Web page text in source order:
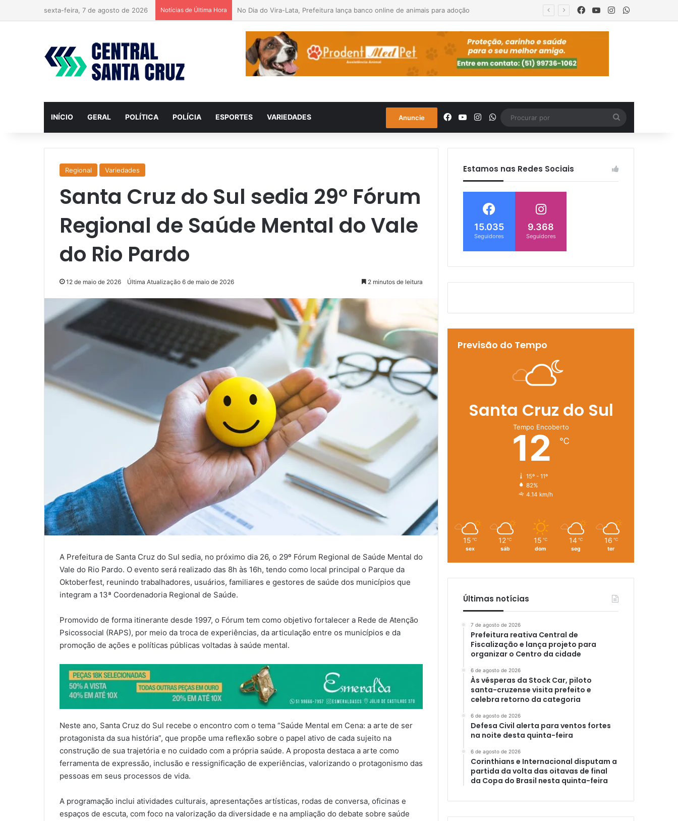
sexta-feira, 7 de agosto de 2026 Notícias de Última Hora Entenda o que é o ciclone bomba que pode atingir o Sul do país Facebook
YouTubeInstagram
INÍCIO GERAL POLÍTICA POLÍCIA ESPORTES VARIEDADES Anuncie Facebook
YouTubeInstagramWhatsApp
por
Regional Variedades
Santa Cruz do Sul sedia 29º Fórum
Regional de Saúde Mental do Vale
do Rio Pardo
12 de maio de 2026 Última Atualização 6 de maio de 2026 2 minutos de leitura
A Prefeitura de Santa Cruz do Sul sedia, no próximo dia 26, o 29º Fórum Regional de Saúde Mental do
Vale do Rio Pardo. O evento será realizado das 8h às 16h, tendo como local principal o Parque da
Oktoberfest, reunindo trabalhadores, usuários, familiares e gestores de saúde dos municípios que
integram a 13ª Coordenadoria Regional de Saúde.
Promovido de forma itinerante desde 1997, o Fórum tem como objetivo fortalecer a Rede de Atenção
Psicossocial (RAPS), por meio da troca de experiências, da articulação entre os municípios e da
promoção de ações e políticas públicas voltadas à saúde mental.
Neste ano, Santa Cruz do Sul recebe o encontro com o tema “Saúde Mental em Cena: a arte de ser
protagonista da sua história”, que propõe uma reflexão sobre o papel ativo de cada sujeito na
construção de sua trajetória e no cuidado com a própria saúde. A proposta destaca a arte como
ferramenta de expressão, inclusão e ressignificação de experiências, valorizando o protagonismo das
pessoas em seus processos de vida.
A programação inclui atividades culturais, apresentações artísticas, rodas de conversa, oficinas e
espaços de escuta, com foco na valorização da diversidade e na ampliação do debate sobre saúde
Estamos nas Redes Sociais
15.035
Seguidores
9.368
Seguidores
Previsão do Tempo
Santa Cruz do Sul
Tempo Encoberto
12 ℃
15º - 11º
82%
4.14 km/h
15 ℃
sex
12 ℃
sáb
15 ℃
dom
14 ℃
seg
16 ℃
ter
Últimas notícias
7 de agosto de 2026
Prefeitura reativa Central de
Fiscalização e lança projeto para
organizar o Centro da cidade
6 de agosto de 2026
Às vésperas da Stock Car, piloto
santa-cruzense visita prefeito e
celebra retorno da categoria
6 de agosto de 2026
Defesa Civil alerta para ventos fortes
na noite desta quinta-feira
6 de agosto de 2026
Corinthians e Internacional disputam a
partida da volta das oitavas de final
da Copa do Brasil nesta quinta-feira